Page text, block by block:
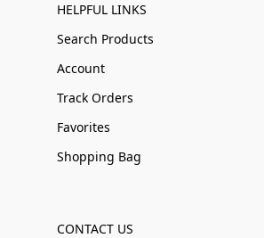
HELPFUL LINKS
Search Products
Account
Track Orders
Favorites
Shopping Bag
CONTACT US